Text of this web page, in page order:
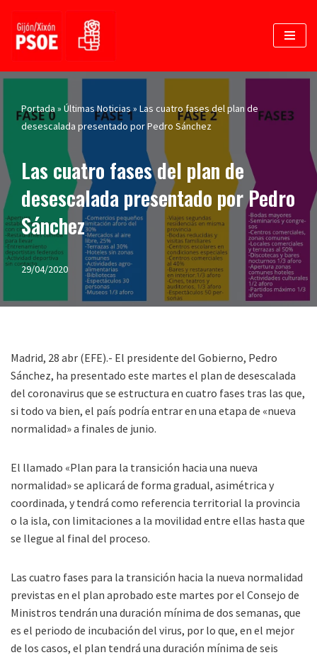
Saltar
contenido
Portada » Últimas Noticias» Las cuatro fases del plan de
desescalada presentado por Pedro Sánchez
Las cuatro fases del plan de
desescalada presentado por Pedro
Sánchez
29/04/2020
Madrid, 28 abr (EFE).- El presidente del Gobierno, Pedro
Sánchez, ha presentado este martes el plan de desescalada
del coronavirus que se estructura en cuatro fases tras las que,
si todo va bien, el país podría entrar en una etapa de «nueva
normalidad» a finales de junio.
El llamado «Plan para la transición hacia una nueva
normalidad» se aplicará de forma gradual, asimétrica y
coordinada, y tendrá como referencia territorial la provincia
o la isla, con limitaciones a la movilidad entre ellas hasta que
se llegue al final del proceso.
Las cuatro fases para la transición hacia la nueva normalidad
previstas en el plan aprobado este martes por el Consejo de
Ministros tendrán una duración mínima de dos semanas, que
es el periodo de incubación del virus, por lo que, en el mejor
de los casos, el plan tendrá una duración mínima de seis